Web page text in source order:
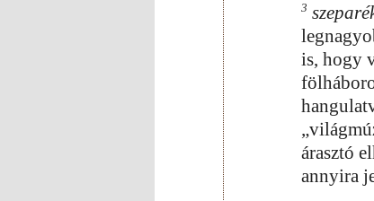
3
is, hogy
árasztó
annyira